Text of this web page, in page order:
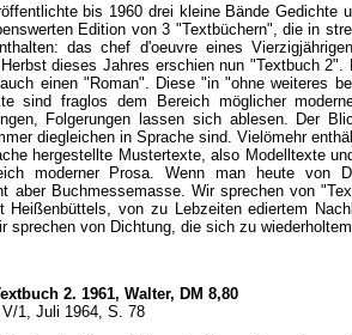
bis 1960 drei kleine Bände Gedichte
Edition von 3 "Textbüchern", die in
das chef d'oeuvre eines
dieses Jahres erschien nun "Textbuch
einen "Roman". Diese "in "ohne weiteres
sind fraglos dem Bereich möglicher
Folgerungen lassen sich ablesen. Der
diegleichen in Sprache sind. Vielömehr
hergestellte Mustertexte, also Modelltexte
moderner Prosa. Wenn man heute von
aber Buchmessemasse. Wir sprechen von
Heißenbüttels, von zu Lebzeiten ediertem
sprechen von Dichtung, die sich zu
2. 1961, Walter, DM 8,80
1, Juli 1964, S. 78